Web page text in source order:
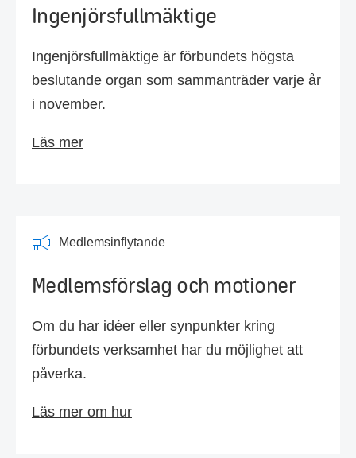
Ingenjörsfullmäktige
Ingenjörsfullmäktige är förbundets högsta
beslutande organ som sammanträder varje år
i november.
Läs mer
Medlemsinflytande
Medlemsförslag och motioner
Om du har idéer eller synpunkter kring
förbundets verksamhet har du möjlighet att
påverka.
Läs mer om hur